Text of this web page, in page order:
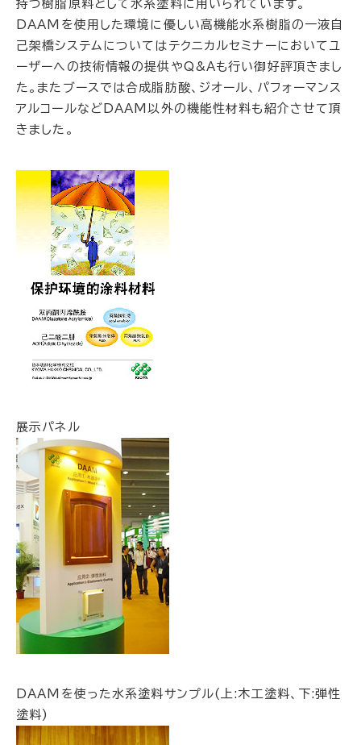
持つ樹脂原料として水系塗料に用いられています。
DAAMを使用した環境に優しい高機能水系樹脂の一液自
己架橋システムについてはテクニカルセミナーにおいてユ
ーザーへの技術情報の提供やQ&Aも行い御好評頂きまし
た。またブースでは合成脂肪酸、ジオール、パフォーマンス
アルコールなどDAAM以外の機能性材料も紹介させて頂
きました。
展示パネル
DAAMを使った水系塗料サンプル(上:木工塗料、下:弾性
塗料)